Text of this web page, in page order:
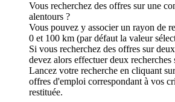
Vous recherchez des offres sur une
alentours ?
Vous pouvez y associer un rayon de
0 et 100 km (par défaut la valeur
Si vous recherchez des offres sur
devez alors effectuer deux recherches
Lancez votre recherche en cliquant
offres d'emploi correspondant à vos
restituée.